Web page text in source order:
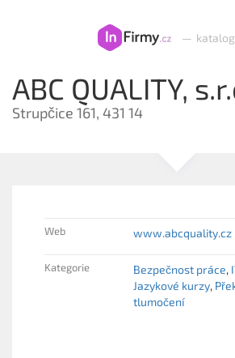
—
ABC QUALITY,
Strupčice 161, 431 14
Web www.abcquality.cz
Kategorie Bezpečnost práce
Jazykové kurzy
tlumočení